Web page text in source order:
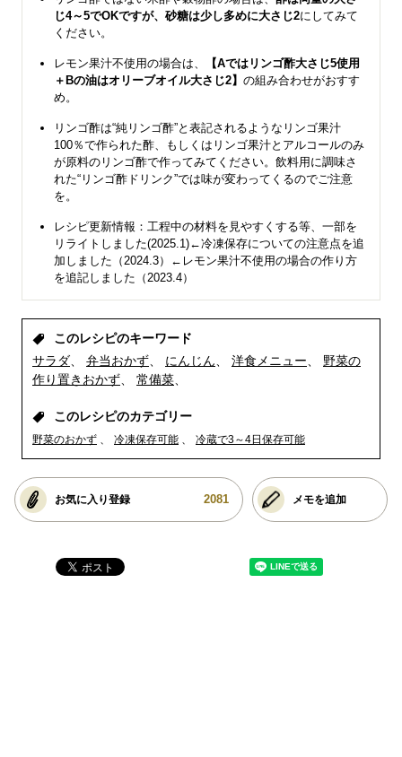
じ4～5でOKですが、砂糖は少し多めに大さじ2にしてみて
ください。
レモン果汁不使用の場合は、
【Aではリンゴ酢大さじ5使用
＋Bの油はオリーブオイル大さじ2】 の組み合わせがおすす
め。
リンゴ酢は“純リンゴ酢”と表記されるようなリンゴ果汁
100％で作られた酢、もしくはリンゴ果汁とアルコールのみ
が原料のリンゴ酢で作ってみてください。飲料用に調味さ
れた“リンゴ酢ドリンク”では味が変わってくるのでご注意
を。
レシピ更新情報：工程中の材料を見やすくする等、一部を
リライトしました(2025.1)←冷凍保存についての注意点を追
加しました（2024.3）←レモン果汁不使用の場合の作り方
を追記しました（2023.4）
このレシピのキーワード
サラダ
弁当おかず にんじん 洋食メニュー
野菜の
作り置きおかず
常備菜
このレシピのカテゴリー
野菜のおかず 冷凍保存可能 冷蔵で3～4日保存可能
お気に入り登録 2081 メモを追加